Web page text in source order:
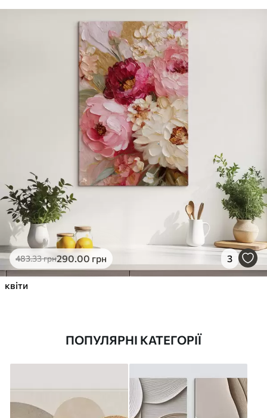
483.33грн290.00 грн 3
квіти
ПОПУЛЯРНІ КАТЕГОРІЇ